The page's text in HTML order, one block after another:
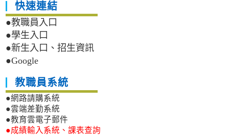
快速連結
●教職員入口
●學生入口
●新生入口、招生資訊
●Google
教職員系統
●網路請購系統
●雲端差勤系統
●教育雲電子郵件
●成績輸入系統、課表查詢